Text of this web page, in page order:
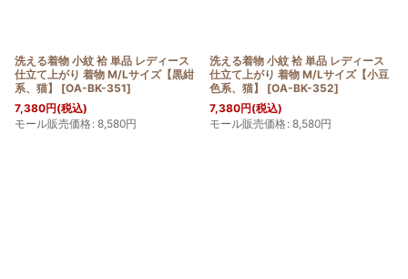
洗える着物 小紋 袷 単品 レディース
仕立て上がり 着物 M/Lサイズ【黒紺
系、猫】
[OA-BK-351]
7,380円(税込)
モール販売価格: 8,580円
洗える着物 小紋 袷 単品 レディース
仕立て上がり 着物 M/Lサイズ【小豆
色系、猫】
[OA-BK-352]
7,380円(税込)
モール販売価格: 8,580円